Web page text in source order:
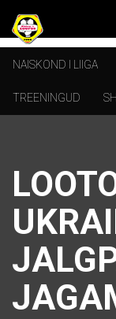
NAISKOND I LIIGA
TREENINGUD